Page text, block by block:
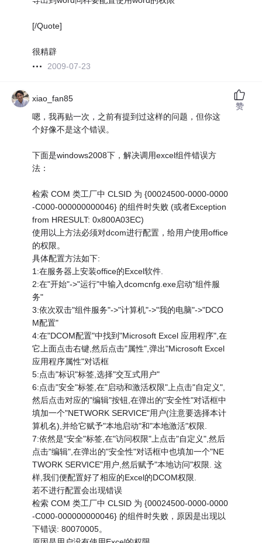
[/Quote]
很精辟
2009-07-23
xiao_fan85
嗯，我再贴一次，之前有提到过这样的问题，但你这
个好像不是这个错误。
下面是windows2008下，解决调用excel组件错误方
法：
检索 COM 类工厂中 CLSID 为 {00024500-0000-0000
-C000-000000000046} 的组件时失败 (或者Exception
from HRESULT: 0x800A03EC)
使用以上方法必须对dcom进行配置，给用户使用office
的权限。
具体配置方法如下:
1:在服务器上安装office的Excel软件.
2:在"开始"->"运行"中输入dcomcnfg.exe启动"组件服
务"
3:依次双击"组件服务"->"计算机"->"我的电脑"->"DCO
M配置"
4:在"DCOM配置"中找到"Microsoft Excel 应用程序",在
它上面点击右键,然后点击"属性",弹出"Microsoft Excel
应用程序属性"对话框
5:点击"标识"标签,选择"交互式用户"
6:点击"安全"标签,在"启动和激活权限"上点击"自定义",
然后点击对应的"编辑"按钮,在弹出的"安全性"对话框中
填加一个"NETWORK SERVICE"用户(注意要选择本计
算机名),并给它赋予"本地启动"和"本地激活"权限.
7:依然是"安全"标签,在"访问权限"上点击"自定义",然后
点击"编辑",在弹出的"安全性"对话框中也填加一个"NE
TWORK SERVICE"用户,然后赋予"本地访问"权限. 这
样,我们便配置好了相应的Excel的DCOM权限.
若不进行配置会出现错误
检索 COM 类工厂中 CLSID 为 {00024500-0000-0000
-C000-000000000046} 的组件时失败，原因是出现以
下错误: 80070005。
赞